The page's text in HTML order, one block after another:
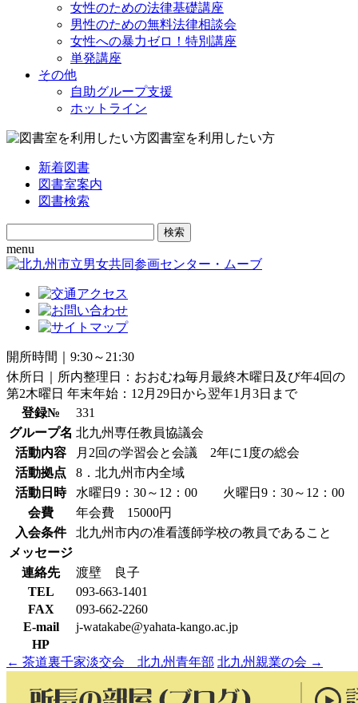
女性のための法律基礎講座
男性のための無料法律相談会
女性への暴力ゼロ！特別講座
単発講座
その他
自助グループ支援
ホットライン
図書室を利用したい方
新着図書
図書室案内
図書検索
Search
for:
menu
開所時間｜9:30～21:30
休所日｜所内整理日：おおむね毎月最終木曜日及び年4回の
第2木曜日 年末年始：12月29日から翌年1月3日まで
登録№
331
グループ名 北九州専任教員協議会
活動内容
月2回の学習会と会議 2年に1度の総会
活動拠点
8．北九州市内全域
活動日時
水曜日9：30～12：00 火曜日9：30～12：00
会費
年会費 15000円
入会条件
北九州市内の准看護師学校の教員であること
メッセージ
連絡先
渡壁 良子
TEL
093-663-1401
FAX
093-662-2260
E-mail
j-watakabe@yahata-kango.ac.jp
HP
投
← 茶道裏千家淡交会 北九州青年部 北九州親業の会 →